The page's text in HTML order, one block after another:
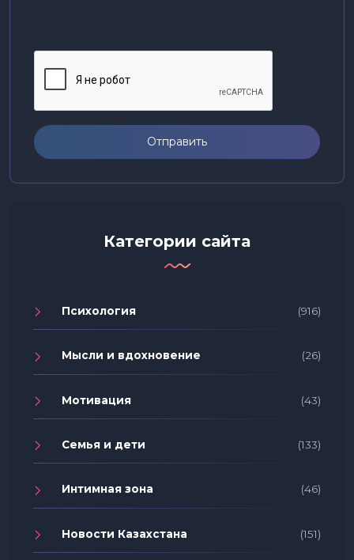
Отправить
Категории сайта
Психология (916)
Мысли и вдохновение (26)
Мотивация (43)
Семья и дети (133)
Интимная зона (46)
Новости Казахстана (151)